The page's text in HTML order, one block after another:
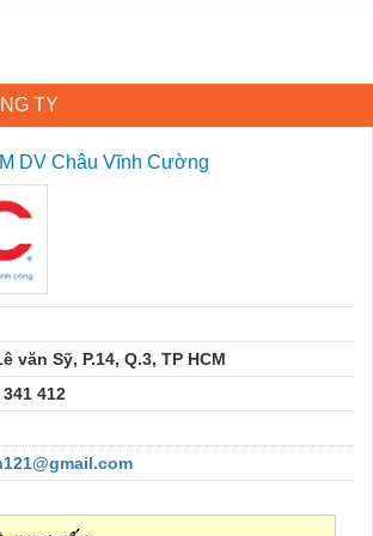
TY
DV Châu Vĩnh Cường
văn Sỹ, P.14, Q.3, TP HCM
412